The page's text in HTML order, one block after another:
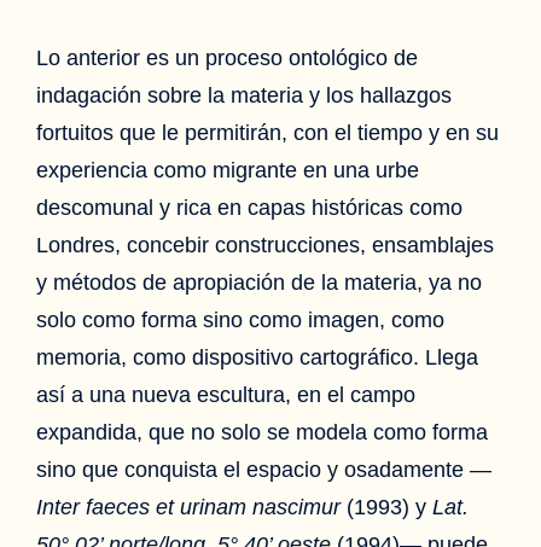
Lo anterior es un proceso ontológico de
indagación sobre la materia y los hallazgos
fortuitos que le permitirán, con el tiempo y en su
experiencia como migrante en una urbe
descomunal y rica en capas históricas como
Londres, concebir construcciones, ensamblajes
y métodos de apropiación de la materia, ya no
solo como forma sino como imagen, como
memoria, como dispositivo cartográfico. Llega
así a una nueva escultura, en el campo
expandida, que no solo se modela como forma
sino que conquista el espacio y osadamente —
Inter faeces et urinam nascimur (1993) yLat.